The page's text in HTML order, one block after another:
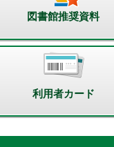
図書館推奨資料
利用者カード